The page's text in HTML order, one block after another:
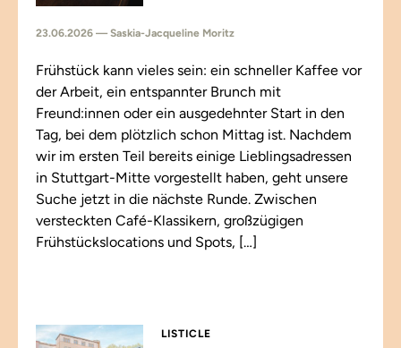
23.06.2026 — Saskia-Jacqueline Moritz
Frühstück kann vieles sein: ein schneller Kaffee vor
der Arbeit, ein entspannter Brunch mit
Freund:innen oder ein ausgedehnter Start in den
Tag, bei dem plötzlich schon Mittag ist. Nachdem
wir im ersten Teil bereits einige Lieblingsadressen
in Stuttgart-Mitte vorgestellt haben, geht unsere
Suche jetzt in die nächste Runde. Zwischen
versteckten Café-Klassikern, großzügigen
Frühstückslocations und Spots, […]
LISTICLE